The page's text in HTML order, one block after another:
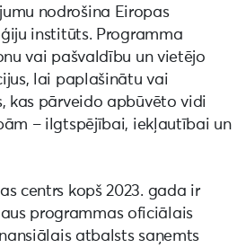
nodrošina Eiropas
institūts. Programma
vai pašvaldību un vietējo
lai paplašinātu vai
kas pārveido apbūvēto vidi
– ilgtspējībai, iekļautībai un
centrs kopš 2023. gada ir
programmas oficiālais
atbalsts saņemts